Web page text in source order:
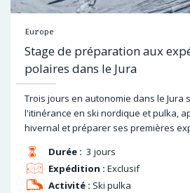
Europe
Stage de préparation aux
polaires dans le Jura
Trois jours en autonomie dans le Jura
l'itinérance en ski nordique et pulka,
hivernal et préparer ses premières
Durée : 3 jours
Expédition : Exclusif
Activité : Ski pulka